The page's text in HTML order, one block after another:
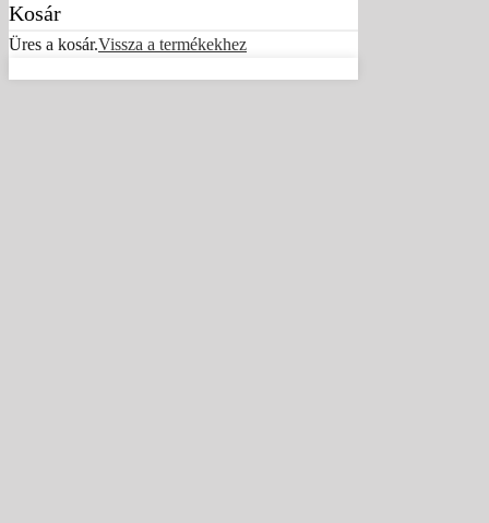
Kosár
Üres a kosár.Vissza a termékekhez